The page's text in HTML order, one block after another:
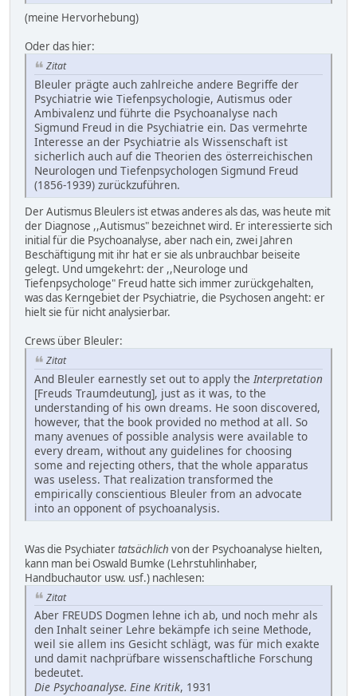
(meine Hervorhebung)
Oder das hier:
Zitat
Bleuler prägte auch zahlreiche andere Begriffe der
Psychiatrie wie Tiefenpsychologie, Autismus oder
Ambivalenz und führte die Psychoanalyse nach
Sigmund Freud in die Psychiatrie ein. Das vermehrte
Interesse an der Psychiatrie als Wissenschaft ist
sicherlich auch auf die Theorien des österreichischen
Neurologen und Tiefenpsychologen Sigmund Freud
(1856-1939) zurückzuführen.
Der Autismus Bleulers ist etwas anderes als das, was heute mit
der Diagnose ,,Autismus" bezeichnet wird. Er interessierte sich
initial für die Psychoanalyse, aber nach ein, zwei Jahren
Beschäftigung mit ihr hat er sie als unbrauchbar beiseite
gelegt. Und umgekehrt: der ,,Neurologe und
Tiefenpsychologe" Freud hatte sich immer zurückgehalten,
was das Kerngebiet der Psychiatrie, die Psychosen angeht: er
hielt sie für nicht analysierbar.
Crews über Bleuler:
Zitat
And Bleuler earnestly set out to apply the Interpretation
[Freuds Traumdeutung], just as it was, to the
understanding of his own dreams. He soon discovered,
however, that the book provided no method at all. So
many avenues of possible analysis were available to
every dream, without any guidelines for choosing
some and rejecting others, that the whole apparatus
was useless. That realization transformed the
empirically conscientious Bleuler from an advocate
into an opponent of psychoanalysis.
Was die Psychiatertatsächlich von der Psychoanalyse hielten,
kann man bei Oswald Bumke (Lehrstuhlinhaber,
Handbuchautor usw. usf.) nachlesen:
Zitat
Aber FREUDS Dogmen lehne ich ab, und noch mehr als
den Inhalt seiner Lehre bekämpfe ich seine Methode,
weil sie allem ins Gesicht schlägt, was für mich exakte
und damit nachprüfbare wissenschaftliche Forschung
bedeutet.
Die Psychoanalyse. Eine Kritik, 1931